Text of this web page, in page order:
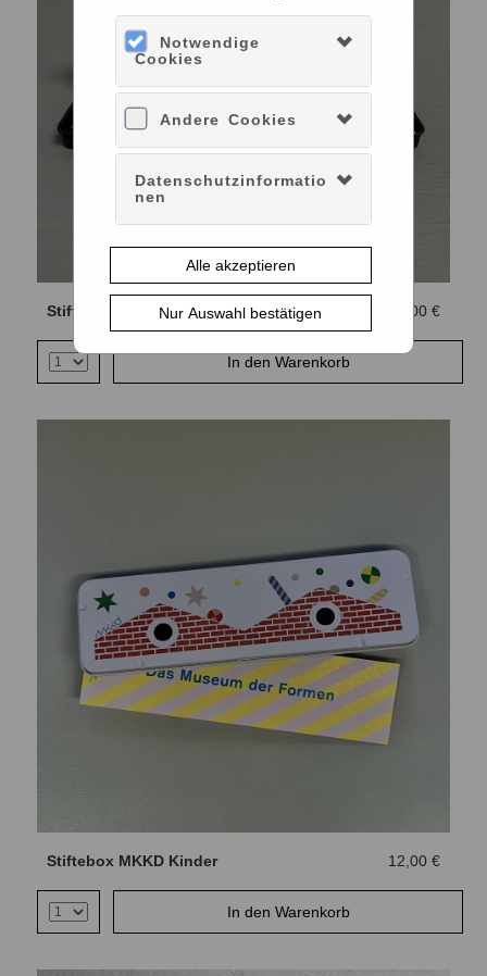
Notwendige
Cookies
Andere Cookies
Datenschutzinformatio
nen
Alle akzeptieren
Nur Auswahl bestätigen 14,00 €
Stiftebox MKKD
12,00 €
Stiftebox MKKD Kinder